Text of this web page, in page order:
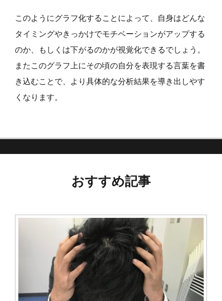
このようにグラフ化することによって、自身はどんな
タイミングやきっかけでモチベーションがアップする
のか、もしくは下がるのかが視覚化できるでしょう。
またこのグラフ上にその頃の自分を表現する言葉を書
き込むことで、より具体的な分析結果を導き出しやす
くなります。
おすすめ記事